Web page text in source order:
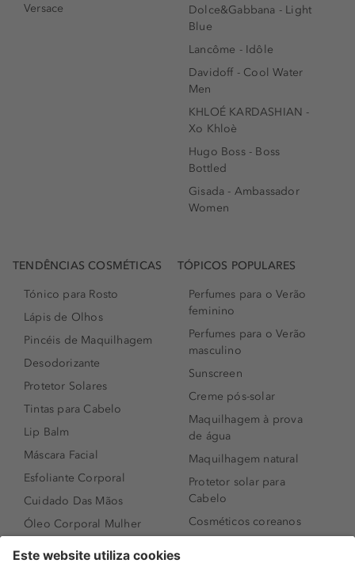
Versace
Dolce&Gabbana - Light
Blue
Lancôme - Idôle
Davidoff - Cool Water
Men
KHLOÉ KARDASHIAN -
Xo Khloè
Hugo Boss - Boss
Bottled
Gisada - Ambassador
Women
TENDÊNCIAS COSMÉTICAS
Tónico para Rosto
Lápis de Olhos
Pincéis de Maquilhagem
Desodorizante
Protetor Solares
Tintas para Cabelo
Lip Balm
Máscara Facial
Esfoliante Corporal
Cuidado Das Mãos
Óleo Corporal Mulher
TÓPICOS POPULARES
Perfumes para o Verão
feminino
Perfumes para o Verão
masculino
Sunscreen
Creme pós-solar
Maquilhagem à prova
de água
Maquilhagem natural
Protetor solar para
Cabelo
Cosméticos coreanos